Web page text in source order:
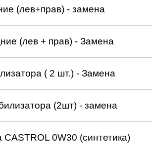
MAX(лев+прав) - замена
(лев + прав) - Замена
( 2 шт.) - Замена
(2шт) - замена
0W30 (синтетика)